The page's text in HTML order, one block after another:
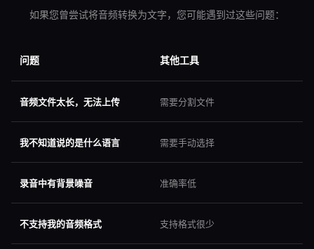
如果您曾尝试将音频转换为文字，您可能遇到过这些问题：
问题
音频文件太长，无法上传
我不知道说的是什么语言
录音中有背景噪音
不支持我的音频格式
其他工具
需要分割文件
需要手动选择
准确率低
支持格式很少